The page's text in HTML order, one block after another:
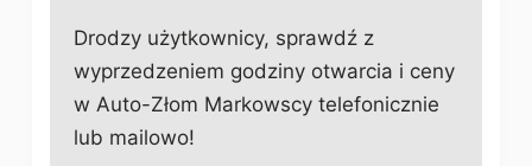
Drodzy użytkownicy, sprawdź z
wyprzedzeniem godziny otwarcia i ceny
w Auto-Złom Markowscy telefonicznie
lub mailowo!